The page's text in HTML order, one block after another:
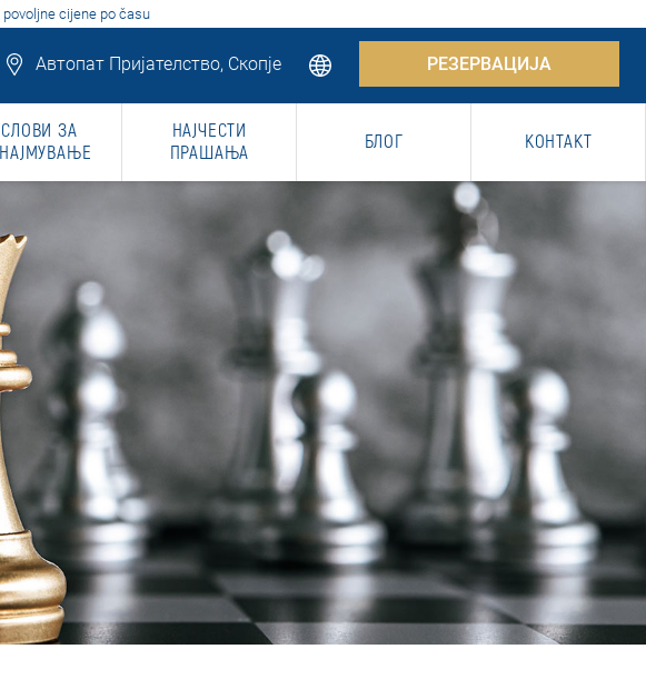
cijene po času
Автопат Пријателство, Скопје РЕЗЕРВАЦИЈА
ЗА
НАЈЧЕСТИ
ПРАШАЊА
БЛОГ КОНТАКТ